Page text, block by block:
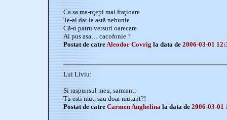
Ca sa ma-nţepi mai fraţioare
Te-ai dat la astă nebunie
Că-n patru versuri oarecare
Ai pus asa… cacofonie ?
Postat de catreAleodor Covrig la data de 2006-03-01
Lui Liviu:
Si raspunsul meu, sarmant:
Tu esti mut, sau doar mutant?!
Postat de catre Carmen Anghelina la data de 2006-03-01